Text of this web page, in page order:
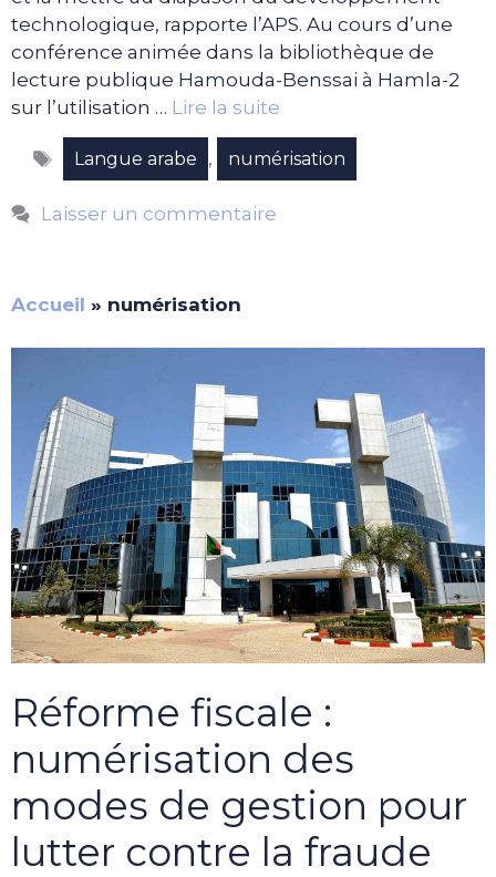
technologique, rapporte l’APS. Au cours d’une
conférence animée dans la bibliothèque de
lecture publique Hamouda-Benssai à Hamla-2
sur l’utilisation … Lire la suite
Étiquettes
Langue arabe , numérisation
Laisser un commentaire
Accueil » numérisation
Réforme fiscale :
numérisation des
modes de gestion pour
lutter contre la fraude